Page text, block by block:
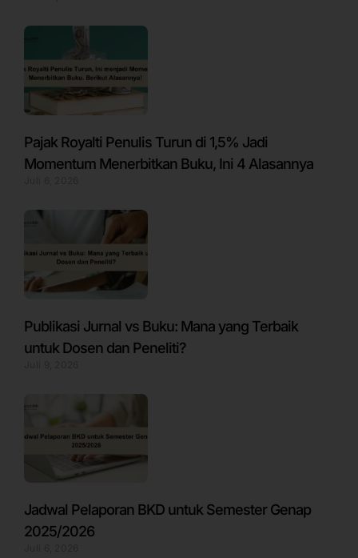
Pajak Royalti Penulis Turun di 1,5% Jadi
Momentum Menerbitkan Buku, Ini 4 Alasannya
Publikasi Jurnal vs Buku: Mana yang Terbaik
untuk Dosen dan Peneliti?
Jadwal Pelaporan BKD untuk Semester Genap
2025/2026